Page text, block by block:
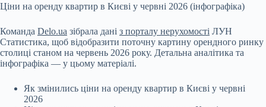
Ціни на оренду квартир в Києві у червні 2026 (інфографіка)
Команда Delo.ua зібрала дані з порталу нерухомості ЛУН
Статистика, щоб відобразити поточну картину орендного ринку
столиці станом на червень 2026 року. Детальна аналітика та
інфографіка — у цьому матеріалі.
Як змінились ціни на оренду квартир в Києві у червні
2026